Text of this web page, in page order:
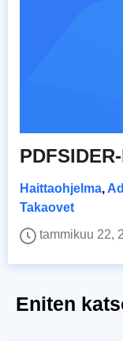
Haittaohjelma,
Takaovet
tammikuu 22,
Eniten